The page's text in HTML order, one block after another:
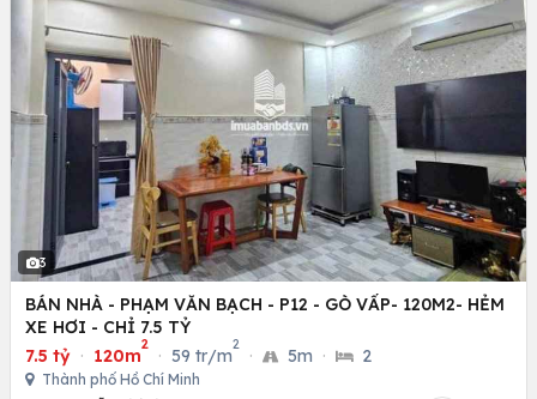
3
BÁN NHÀ - PHẠM VĂN BẠCH - P12 - GÒ VẤP- 120M2- HẺM
XE HƠI - CHỈ 7.5 TỶ
7.5 tỷ · 120m
2
· 59 tr/m
2
· 5m · 2
Thành phố Hồ Chí Minh